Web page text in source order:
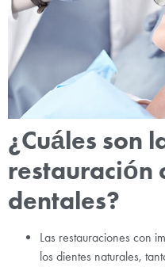
¿Cuáles son
restauración
dentales?
Las restauraciones con
los dientes naturales,